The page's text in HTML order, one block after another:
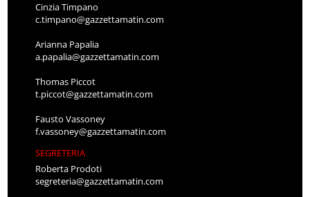
Cinzia Timpano
c.timpano@gazzettamatin.com
Arianna Papalia
a.papalia@gazzettamatin.com
Thomas Piccot
t.piccot@gazzettamatin.com
Fausto Vassoney
f.vassoney@gazzettamatin.com
SEGRETERIA
Roberta Prodoti
segreteria@gazzettamatin.com